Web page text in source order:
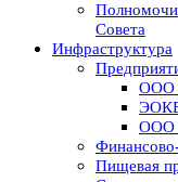
Совета
Инфраструктура
ООО
ЭОКБ
ООО
Пищевая